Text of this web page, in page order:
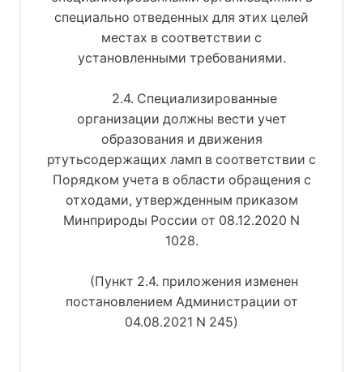
специально отведенных для этих целей
местах в соответствии с
установленными требованиями.
2.4. Специализированные
организации должны вести учет
образования и движения
ртутьсодержащих ламп в соответствии с
Порядком учета в области обращения с
отходами, утвержденным приказом
Минприроды России от 08.12.2020 N
1028.
(Пункт 2.4. приложения изменен
постановлением Администрации от
04.08.2021 N 245)